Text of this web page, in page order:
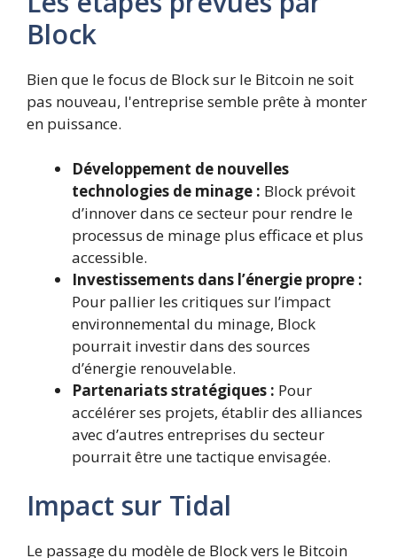
Block
Bien que le focus de Block sur le Bitcoin ne soit
pas nouveau, l'entreprise semble prête à monter
en puissance.
Développement de nouvelles
technologies de minage : Block prévoit
d’innover dans ce secteur pour rendre le
processus de minage plus efficace et plus
accessible.
Investissements dans l’énergie propre :
Pour pallier les critiques sur l’impact
environnemental du minage, Block
pourrait investir dans des sources
d’énergie renouvelable.
Partenariats stratégiques : Pour
accélérer ses projets, établir des alliances
avec d’autres entreprises du secteur
pourrait être une tactique envisagée.
Impact sur Tidal
Le passage du modèle de Block vers le Bitcoin